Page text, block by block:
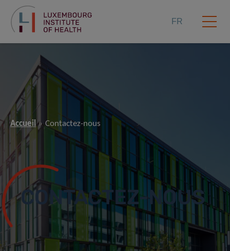
FR
Accueil Contactez-nous
CONTACTEZ-NOUS